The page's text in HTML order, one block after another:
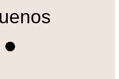
Instagram